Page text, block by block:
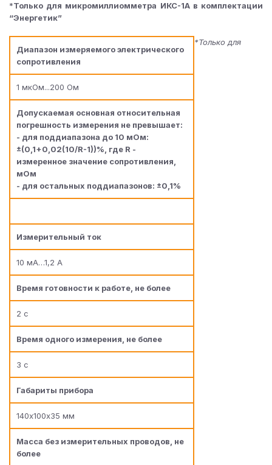
*Только для микромиллиомметра ИКС-1А в комплектации
“Энергетик”
Диапазон измеряемого электрического
сопротивления
1 мкОм...200 Ом
Допускаемая основная относительная
погрешность измерения не превышает:
- для поддиапазона до 10 мОм:
±(0,1+0,02(10/R-1))%, где R -
измеренное значение сопротивления,
мОм
- для остальных поддиапазонов: ±0,1%
Измерительный ток
10 мА…1,2 А
Время готовности к работе, не более
2 с
Время одного измерения, не более
3 с
Габариты прибора
140х100х35 мм
Масса без измерительных проводов, не
более
*Только для